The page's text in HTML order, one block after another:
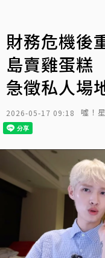
財務危機後
島賣雞蛋糕
急徵私人場
2026-05-17 09:18 噓！